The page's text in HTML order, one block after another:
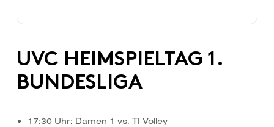
UVC HEIMSPIELTAG 1.
BUNDESLIGA
17:30 Uhr: Damen 1 vs. TI Volley